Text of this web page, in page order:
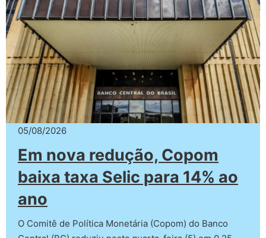
05/08/2026
Em nova redução, Copom
baixa taxa Selic para 14% ao
ano
O Comitê de Política Monetária (Copom) do Banco